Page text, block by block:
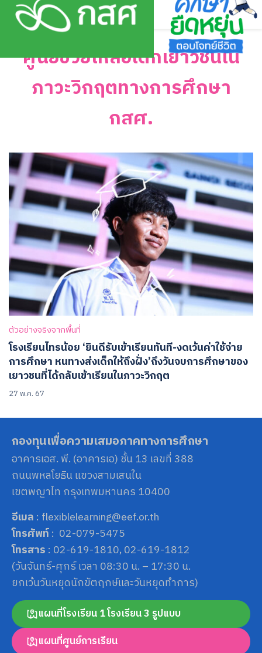
Skip
Search
for:
ศูนย์ช่วยเหลือเด็กเยาวชนใน
ภาวะวิกฤตทางการศึกษา
กสศ.
ตัวอย่างจริงจากพื้นที่
โรงเรียนไทรน้อย ‘ยินดีรับเข้าเรียนทันที-งดเว้นค่าใช้จ่าย
การศึกษา หนทางส่งเด็กให้ถึงฝั่ง’ถึงวันจบการศึกษาของ
เยาวชนที่ได้กลับเข้าเรียนในภาวะวิกฤต
27 พ.ค. 67
กองทุนเพื่อความเสมอภาคทางการศึกษา
อาคารเอส. พี. (อาคารเอ) ชั้น 13 เลขที่ 388
ถนนพหลโยธิน แขวงสามเสนใน
เขตพญาไท กรุงเทพมหานคร 10400
อีเมล : flexiblelearning@eef.or.th
โทรศัพท์: 02-079-5475
โทรสาร : 02-619-1810, 02-619-1812
(วันจันทร์-ศุกร์ เวลา 08:30 น. – 17:30 น.
ยกเว้นวันหยุดนักขัตฤกษ์และวันหยุดทำการ)
แผนที่โรงเรียน 1 โรงเรียน 3 รูปแบบ
แผนที่ศูนย์การเรียน